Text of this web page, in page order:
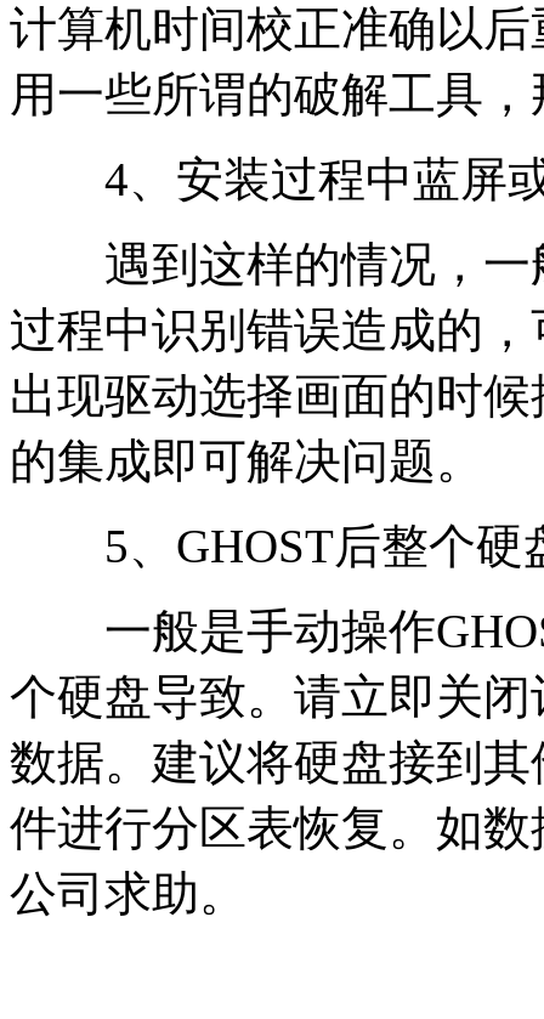
计算机时间校正准确以
用一些所谓的破解工具
4、安装过程中蓝屏或
遇到这样的情况，一
过程中识别错误造成的
出现驱动选择画面的时
的集成即可解决问题。
5、GHOST后整个硬
一般是手动操作
个硬盘导致。请立即关
数据。建议将硬盘接到
件进行分区表恢复。如
公司求助。